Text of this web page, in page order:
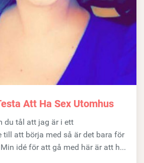
Att Ha Sex Utomhus
du tål att jag är i ett
till att börja med så är det bara för
idé för att gå med här är att h...